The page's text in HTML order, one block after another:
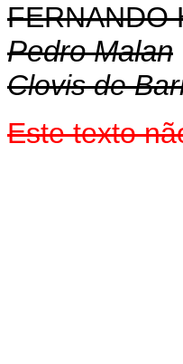
FERNANDO
Pedro Malan
Clovis de
Este texto